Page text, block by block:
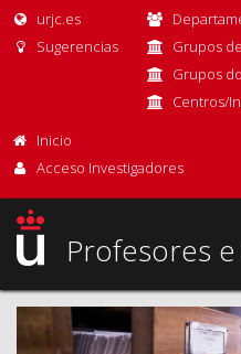
urjc.es
Sugerencias
Grupos
Grupos
Centros/
Inicio
Acceso Investigadores
Profesores